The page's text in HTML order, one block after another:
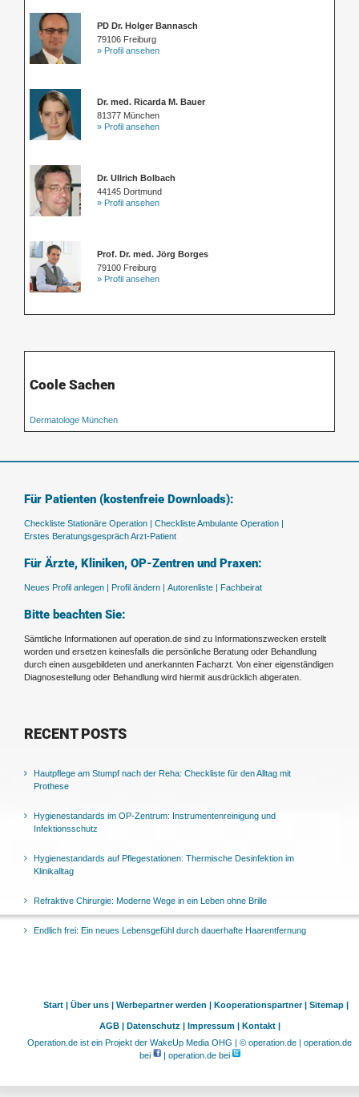
PD Dr. Holger Bannasch
79106 Freiburg
» Profil ansehen
Dr. med. Ricarda M. Bauer
81377 München
» Profil ansehen
Dr. Ullrich Bolbach
44145 Dortmund
» Profil ansehen
Prof. Dr. med. Jörg Borges
79100 Freiburg
» Profil ansehen
Coole Sachen
Dermatologe München
Für Patienten (kostenfreie Downloads):
Checkliste Stationäre Operation | Checkliste Ambulante Operation |
Erstes Beratungsgespräch Arzt-Patient
Für Ärzte, Kliniken, OP-Zentren und Praxen:
Neues Profil anlegen | Profil ändern | Autorenliste | Fachbeirat
Bitte beachten Sie:
Sämtliche Informationen auf operation.de sind zu Informationszwecken erstellt
worden und ersetzen keinesfalls die persönliche Beratung oder Behandlung
durch einen ausgebildeten und anerkannten Facharzt. Von einer eigenständigen
Diagnosestellung oder Behandlung wird hiermit ausdrücklich abgeraten.
RECENT POSTS
Hautpflege am Stumpf nach der Reha: Checkliste für den Alltag mit
Prothese
Hygienestandards im OP-Zentrum: Instrumentenreinigung und
Infektionsschutz
Hygienestandards auf Pflegestationen: Thermische Desinfektion im
Klinikalltag
Refraktive Chirurgie: Moderne Wege in ein Leben ohne Brille
Endlich frei: Ein neues Lebensgefühl durch dauerhafte Haarentfernung
Start | Über uns | Werbepartner werden | Kooperationspartner | Sitemap |
AGB | Datenschutz | Impressum | Kontakt |
Operation.de ist ein Projekt der WakeUp Media OHG | © operation.de | operation.de
bei
| operation.de bei